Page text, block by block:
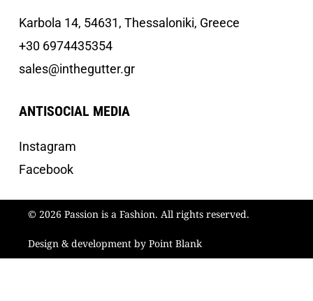
Κarbola 14, 54631, Thessaloniki, Greece
+30 6974435354
sales@inthegutter.gr
ANTISOCIAL MEDIA
Instagram
Facebook
© 2026 Passion is a Fashion. All rights reserved.
Design & development by Point Blank